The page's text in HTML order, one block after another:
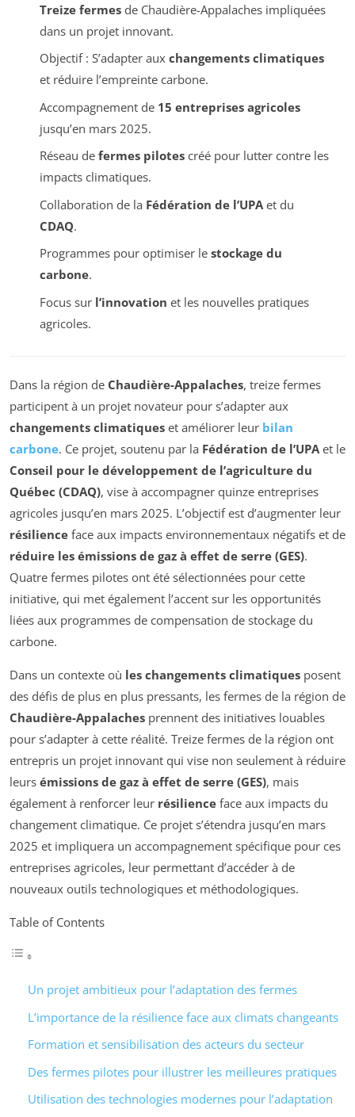
Treize fermesde Chaudière-Appalaches impliquées
dans un projet innovant.
Objectif : S’adapter aux changements climatiques
et réduire l’empreinte carbone.
Accompagnement de 15 entreprises agricoles
jusqu’en mars 2025.
Réseau de fermes pilotescréé pour lutter contre les
impacts climatiques.
Collaboration de la Fédération de l’UPAet du
CDAQ.
Programmes pour optimiser le stockage du
carbone.
Focus sur l’innovation et les nouvelles pratiques
agricoles.
Dans la région de Chaudière-Appalaches, treize fermes
participent à un projet novateur pour s’adapter aux
changements climatiques et améliorer leur bilan
carbone. Ce projet, soutenu par la Fédération de l’UPAet le
Conseil pour le développement de l’agriculture du
Québec (CDAQ), vise à accompagner quinze entreprises
agricoles jusqu’en mars 2025. L’objectif est d’augmenter leur
résilience face aux impacts environnementaux négatifs et de
réduire les émissions de gaz à effet de serre (GES).
Quatre fermes pilotes ont été sélectionnées pour cette
initiative, qui met également l’accent sur les opportunités
liées aux programmes de compensation de stockage du
carbone.
Dans un contexte où les changements climatiques posent
des défis de plus en plus pressants, les fermes de la région de
Chaudière-Appalaches prennent des initiatives louables
pour s’adapter à cette réalité. Treize fermes de la région ont
entrepris un projet innovant qui vise non seulement à réduire
leurs émissions de gaz à effet de serre (GES), mais
également à renforcer leur résilience face aux impacts du
changement climatique. Ce projet s’étendra jusqu’en mars
2025 et impliquera un accompagnement spécifique pour ces
entreprises agricoles, leur permettant d’accéder à de
nouveaux outils technologiques et méthodologiques.
Table of Contents
Un projet ambitieux pour l’adaptation des fermes
L’importance de la résilience face aux climats changeants
Formation et sensibilisation des acteurs du secteur
Des fermes pilotes pour illustrer les meilleures pratiques
Utilisation des technologies modernes pour l’adaptation